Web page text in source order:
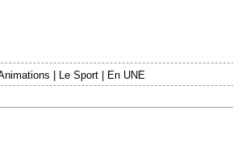
| Le Sport | En UNE